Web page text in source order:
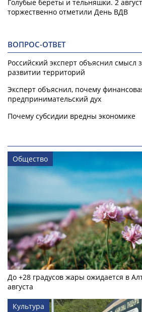
Голубые береты и тельняшки. 2
торжественно отметили День ВДВ
ВОПРОС-ОТВЕТ
Российский эксперт объяснил смысл
развитии территорий
Эксперт объяснил, почему
предпринимательский дух
Почему субсидии вредны экономике
Общество
До +28 градусов жары ожидается в
августа
Культура